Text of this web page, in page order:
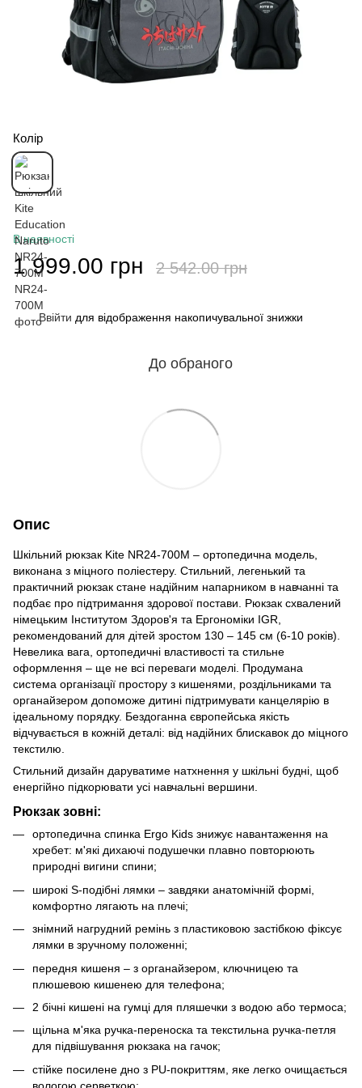
Колір
В наявності
1 999.00 грн 2 542.00 грн
% Ввійти для відображення накопичувальної знижки
До обраного
Опис
Шкільний рюкзак Kite NR24-700M – ортопедична модель,
виконана з міцного поліестеру. Стильний, легенький та
практичний рюкзак стане надійним напарником в навчанні та
подбає про підтримання здорової постави. Рюкзак схвалений
німецьким Інститутом Здоров'я та Ергономіки IGR,
рекомендований для дітей зростом 130 – 145 см (6-10 років).
Невелика вага, ортопедичні властивості та стильне
оформлення – ще не всі переваги моделі. Продумана
система організації простору з кишенями, роздільниками та
органайзером допоможе дитині підтримувати канцелярію в
ідеальному порядку. Бездоганна європейська якість
відчувається в кожній деталі: від надійних блискавок до міцного
текстилю.
Стильний дизайн даруватиме натхнення у шкільні будні, щоб
енергійно підкорювати усі навчальні вершини.
Рюкзак зовні:
ортопедична спинка Ergo Kids знижує навантаження на
хребет: м'які дихаючі подушечки плавно повторюють
природні вигини спини;
широкі S-подібні лямки – завдяки анатомічній формі,
комфортно лягають на плечі;
знімний нагрудний ремінь з пластиковою застібкою фіксує
лямки в зручному положенні;
передня кишеня – з органайзером, ключницею та
плюшевою кишенею для телефона;
2 бічні кишені на гумці для пляшечки з водою або термоса;
щільна м'яка ручка-переноска та текстильна ручка-петля
для підвішування рюкзака на гачок;
стійке посилене дно з PU-покриттям, яке легко очищається
вологою серветкою;